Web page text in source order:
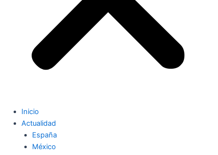
Inicio
Actualidad
España
México